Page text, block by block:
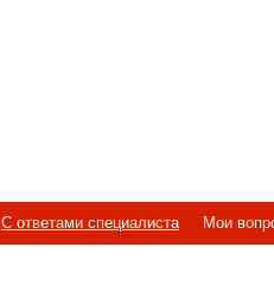
С ответами специалиста
Мои